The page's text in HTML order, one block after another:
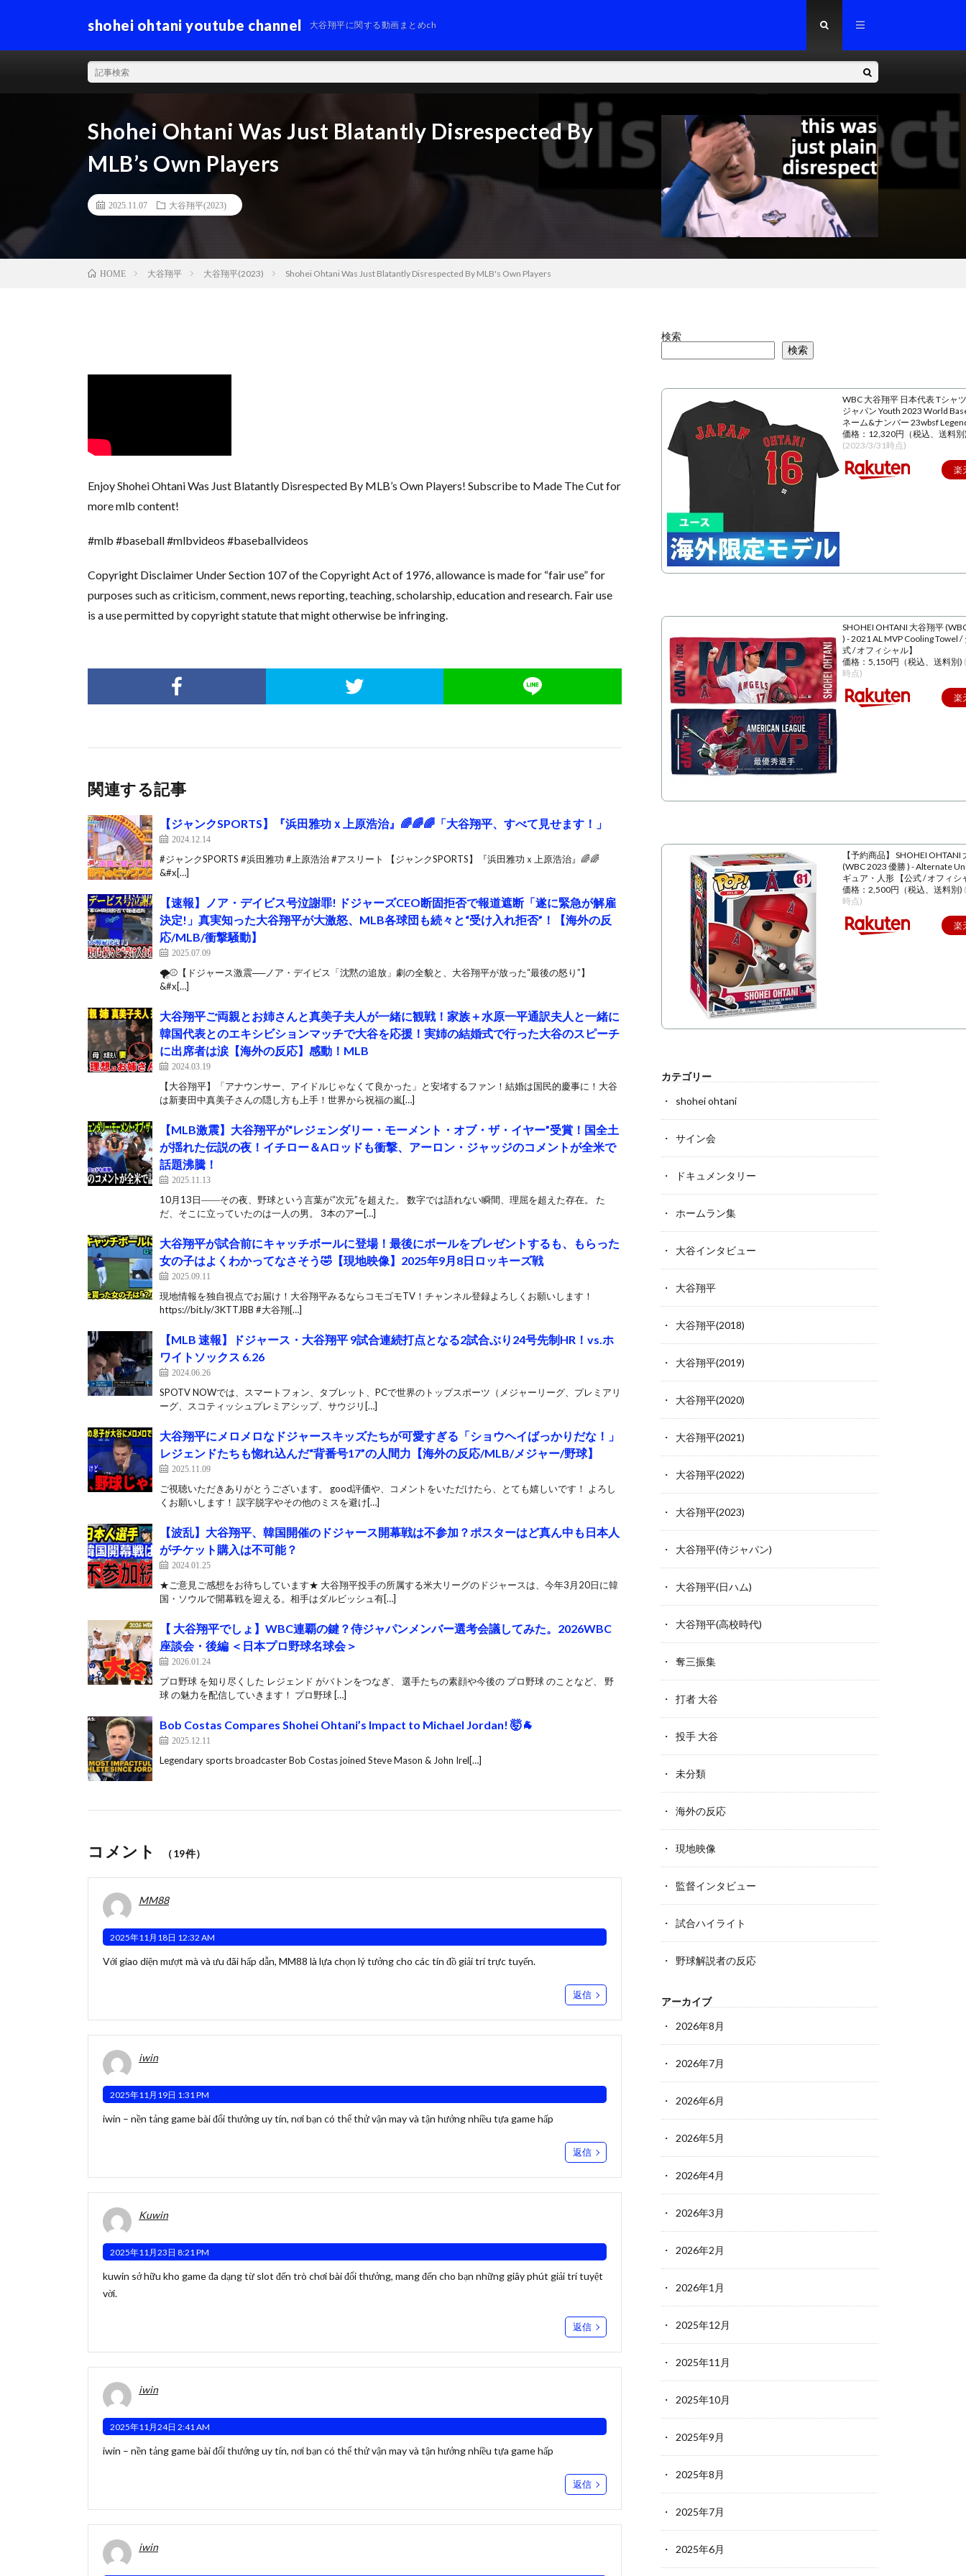
shohei ohtani youtube channel 大谷翔平に関する動画まとめch
Shohei Ohtani Was Just Blatantly Disrespected By
MLB’s Own Players
2025.11.07 大谷翔平(2023)
HOME 大谷翔平 大谷翔平(2023) Shohei Ohtani Was Just Blatantly Disrespected By MLB's Own Players
Enjoy Shohei Ohtani Was Just Blatantly Disrespected By MLB’s Own Players! Subscribe to Made The Cut for
more mlb content!
#mlb #baseball #mlbvideos #baseballvideos
Copyright Disclaimer Under Section 107 of the Copyright Act of 1976, allowance is made for “fair use” for
purposes such as criticism, comment, news reporting, teaching, scholarship, education and research. Fair use
is a use permitted by copyright statute that might otherwise be infringing.
関連する記事
【ジャンクSPORTS】『浜田雅功ｘ上原浩治』🌈🌈🌈「大谷翔平、すべて見せます！」
2024.12.14
#ジャンクSPORTS #浜田雅功 #上原浩治 #アスリート 【ジャンクSPORTS】『浜田雅功ｘ上原浩治』🌈🌈
&#x[…]
【速報】ノア・デイビス号泣謝罪! ドジャーズCEO断固拒否で報道遮断「遂に緊急が解雇
決定!」真実知った大谷翔平が大激怒、MLB各球団も続々と“受け入れ拒否”！【海外の反
応/MLB/衝撃騒動】
2025.07.09
🌪️⚾【ドジャース激震──ノア・デイビス「沈黙の追放」劇の全貌と、大谷翔平が放った“最後の怒り”】
&#x[…]
大谷翔平ご両親とお姉さんと真美子夫人が一緒に観戦！家族＋水原一平通訳夫人と一緒に
韓国代表とのエキシビションマッチで大谷を応援！実姉の結婚式で行った大谷のスピーチ
に出席者は涙【海外の反応】感動！MLB
2024.03.19
【大谷翔平】「アナウンサー、アイドルじゃなくて良かった」と安堵するファン！結婚は国民的慶事に！大谷
は新妻田中真美子さんの隠し方も上手！世界から祝福の嵐[…]
【MLB激震】大谷翔平が“レジェンダリー・モーメント・オブ・ザ・イヤー”受賞！国全土
が揺れた伝説の夜！イチロー＆Aロッドも衝撃、アーロン・ジャッジのコメントが全米で
話題沸騰！
2025.11.13
10月13日――その夜、野球という言葉が“次元”を超えた。 数字では語れない瞬間、理屈を超えた存在。 た
だ、そこに立っていたのは一人の男。 3本のアー[…]
大谷翔平が試合前にキャッチボールに登場！最後にボールをプレゼントするも、もらった
女の子はよくわかってなさそう🤣【現地映像】2025年9月8日ロッキーズ戦
2025.09.11
現地情報を独自視点でお届け！大谷翔平みるならコモゴモTV！チャンネル登録よろしくお願いします！
https://bit.ly/3KTTJBB #大谷翔[…]
【MLB 速報】ドジャース・大谷翔平 9試合連続打点となる2試合ぶり24号先制HR！vs.ホ
ワイトソックス 6.26
2024.06.26
SPOTV NOWでは、スマートフォン、タブレット、PCで世界のトップスポーツ（メジャーリーグ、プレミアリ
ーグ、スコティッシュプレミアシップ、サウジリ[…]
大谷翔平にメロメロなドジャースキッズたちが可愛すぎる「ショウヘイばっかりだな！」
レジェンドたちも惚れ込んだ“背番号17”の人間力【海外の反応/MLB/メジャー/野球】
2025.11.09
ご視聴いただきありがとうございます。 good評価や、コメントをいただけたら、とても嬉しいです！ よろし
くお願いします！ 誤字脱字やその他のミスを避け[…]
【波乱】大谷翔平、韓国開催のドジャース開幕戦は不参加？ポスターはど真ん中も日本人
がチケット購入は不可能？
2024.01.25
★ご意見ご感想をお待ちしています★ 大谷翔平投手の所属する米大リーグのドジャースは、今年3月20日に韓
国・ソウルで開幕戦を迎える。相手はダルビッシュ有[…]
【 大谷翔平でしょ】WBC連覇の鍵？侍ジャパンメンバー選考会議してみた。2026WBC
座談会・後編 ＜日本プロ野球名球会＞
2026.01.24
プロ野球 を知り尽くした レジェンド がバトンをつなぎ、 選手たちの素顔や今後の プロ野球 のことなど、 野
球 の魅力を配信していきます！ プロ野球 […]
Bob Costas Compares Shohei Ohtani’s Impact to Michael Jordan! 🤯🐐
2025.12.11
Legendary sports broadcaster Bob Costas joined Steve Mason & John Irel[…]
コメント （19件）
MM88
2025年11月18日 12:32 AM
Với giao diện mượt mà và ưu đãi hấp dẫn, MM88 là lựa chọn lý tưởng cho các tín đồ giải trí trực tuyến.
返信
iwin
2025年11月19日 1:31 PM
iwin – nền tảng game bài đổi thưởng uy tín, nơi bạn có thể thử vận may và tận hưởng nhiều tựa game hấp
返信
Kuwin
2025年11月23日 8:21 PM
kuwin sở hữu kho game đa dạng từ slot đến trò chơi bài đổi thưởng, mang đến cho bạn những giây phút giải trí tuyệt
vời.
返信
iwin
2025年11月24日 2:41 AM
iwin – nền tảng game bài đổi thưởng uy tín, nơi bạn có thể thử vận may và tận hưởng nhiều tựa game hấp
返信
iwin
検索
検索
WBC 大谷翔平 日本代表 Tシャ
ジャパン Youth 2023 World
ネーム&ナンバー 23wbsf
価格：12,320円（税込、送料別
(2023/3/31時点)
楽
SHOHEI OHTANI 大谷翔平
) - 2021 AL MVP Cooling Towel /
式 / オフィシャル】
価格：5,150円（税込、送料別)
時点)
楽
【予約商品】 SHOHEI OHTANI
(WBC 2023 優勝 ) - Alternate
ギュア・人形 【公式 / オフィシ
価格：2,500円（税込、送料別)
時点)
楽
カテゴリー
shohei ohtani
サイン会
ドキュメンタリー
ホームラン集
大谷インタビュー
大谷翔平
大谷翔平(2018)
大谷翔平(2019)
大谷翔平(2020)
大谷翔平(2021)
大谷翔平(2022)
大谷翔平(2023)
大谷翔平(侍ジャパン)
大谷翔平(日ハム)
大谷翔平(高校時代)
奪三振集
打者 大谷
投手 大谷
未分類
海外の反応
現地映像
監督インタビュー
試合ハイライト
野球解説者の反応
アーカイブ
2026年8月
2026年7月
2026年6月
2026年5月
2026年4月
2026年3月
2026年2月
2026年1月
2025年12月
2025年11月
2025年10月
2025年9月
2025年8月
2025年7月
2025年6月